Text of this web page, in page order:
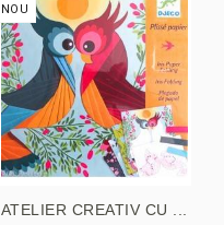
NOU
ATELIER CREATIV CU ...